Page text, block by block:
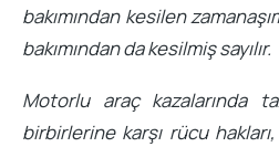
bakımından kesilen
bakımından da kesilmiş sayılır.
Motorlu araç kazalarında
birbirlerine karşı rücu